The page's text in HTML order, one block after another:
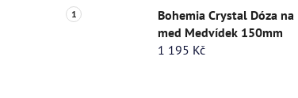
Bohemia Crystal Dóza na
med Medvídek 150mm
1 195 Kč